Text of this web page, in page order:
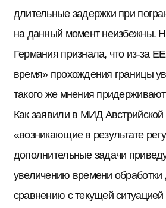
длительные задержки при
на данный момент неизбежны.
Германия признала, что из-за
время» прохождения границы
такого же мнения
Как заявили в МИД Австрийской
«возникающие в результате
дополнительные задачи
увеличению времени обработки
сравнению с текущей